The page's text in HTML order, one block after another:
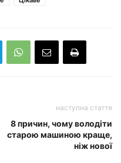
наступна стаття
8 причин, чому володіти
старою машиною краще,
ніж нової